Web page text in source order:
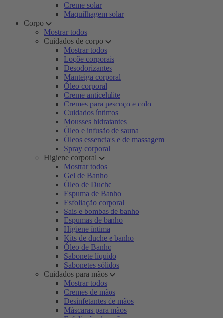
Creme solar
Maquilhagem solar
Corpo
Mostrar todos
Cuidados de corpo
Mostrar todos
Loçõe corporais
Desodorizantes
Manteiga corporal
Óleo corporal
Creme anticelulite
Cremes para pescoço e colo
Cuidados íntimos
Mousses hidratantes
Óleo e infusão de sauna
Óleos essenciais e de massagem
Spray corporal
Higiene corporal
Mostrar todos
Gel de Banho
Óleo de Duche
Espuma de Banho
Esfoliação corporal
Sais e bombas de banho
Espumas de banho
Higiene íntima
Kits de duche e banho
Óleo de Banho
Sabonete líquido
Sabonetes sólidos
Cuidados para mãos
Mostrar todos
Cremes de mãos
Desinfetantes de mãos
Máscaras para mãos